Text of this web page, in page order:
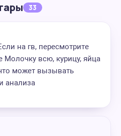
33
на гв, пересмотрите
Молочку всю, курицу, яйца
может вызывать
анализа